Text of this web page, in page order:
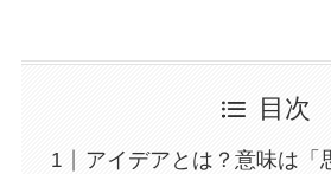
目次
アイデアとは？意味は「